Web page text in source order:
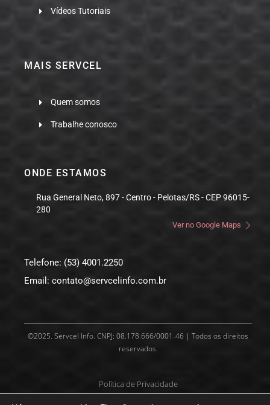
Vídeos Tutoriais
MAIS SERVCEL
Quem somos
Trabalhe conosco
ONDE ESTAMOS
Rua General Neto, 897 - Centro - Pelotas/RS - CEP 96015-
280
Ver no Google Maps
Telefone: (53) 4001.2250
Email: contato@servcelinfo.com.br
©2025. Servcel Info. CNPJ: 08.178.666/0001-46 | Todos os direitos
reservados.
Política de Privacidade